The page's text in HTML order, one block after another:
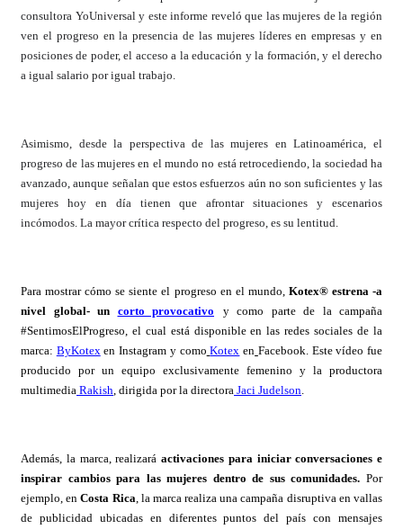
consultora YoUniversal y este informe reveló que las mujeres de la región
ven el progreso en la presencia de las mujeres líderes en empresas y en
posiciones de poder, el acceso a la educación y la formación, y el derecho
a igual salario por igual trabajo.
Asimismo, desde la perspectiva de las mujeres en Latinoamérica, el
progreso de las mujeres en el mundo no está retrocediendo, la sociedad ha
avanzado, aunque señalan que estos esfuerzos aún no son suficientes y las
mujeres hoy en día tienen que afrontar situaciones y escenarios
incómodos. La mayor crítica respecto del progreso, es su lentitud.
Para mostrar cómo se siente el progreso en el mundo, Kotex®estrena -a
nivel global- un corto provocativo
y como parte de la campaña
#SentimosElProgreso, el cual está disponible en las redes sociales de la
marca: ByKotex en Instagram y como Kotex en Facebook. Este vídeo fue
producido por un equipo exclusivamente femenino y la productora
multimedia Rakish , dirigida por la directora Jaci Judelson
Además, la marca, realizará activaciones para iniciar conversaciones e
inspirar cambios para las mujeres dentro de sus comunidades. Por
ejemplo, enCosta Rica , la marca realiza una campaña disruptiva en vallas
de publicidad ubicadas en diferentes puntos del país con mensajes